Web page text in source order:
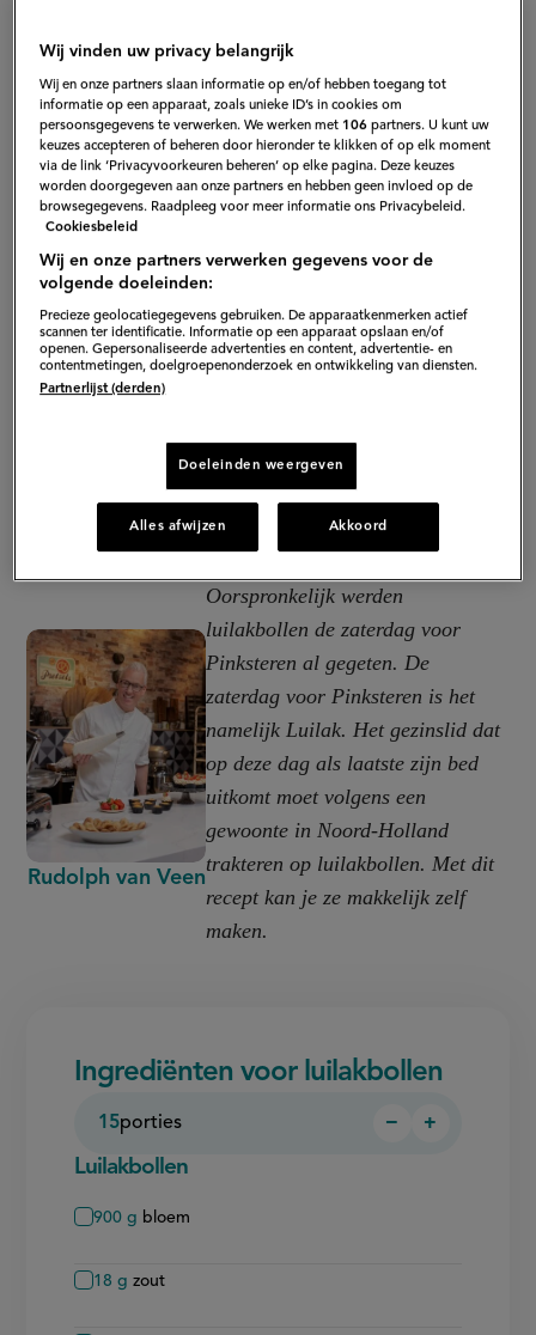
Rudolph van Veen
Oorspronkelijk werden
luilakbollen de zaterdag voor
Pinksteren al gegeten. De
zaterdag voor Pinksteren is het
namelijk Luilak. Het gezinslid dat
op deze dag als laatste zijn bed
uitkomt moet volgens een
gewoonte in Noord-Holland
trakteren op luilakbollen. Met dit
recept kan je ze makkelijk zelf
maken.
Ingrediënten voor luilakbollen
15porties
Persoon
−
Persoon
+
Luilakbollen
900 g bloem
18 g zout
Wij vinden uw privacy belangrijk
Wij en onze partners slaan informatie op en/of hebben toegang tot
informatie op een apparaat, zoals unieke ID’s in cookies om
persoonsgegevens te verwerken. We werken met 106 partners. U kunt uw
keuzes accepteren of beheren door hieronder te klikken of op elk moment
via de link ‘Privacyvoorkeuren beheren’ op elke pagina. Deze keuzes
worden doorgegeven aan onze partners en hebben geen invloed op de
browsegegevens. Raadpleeg voor meer informatie ons Privacybeleid.
Cookiesbeleid
Wij en onze partners verwerken gegevens voor de
volgende doeleinden:
Precieze geolocatiegegevens gebruiken. De apparaatkenmerken actief
scannen ter identificatie. Informatie op een apparaat opslaan en/of
openen. Gepersonaliseerde advertenties en content, advertentie- en
contentmetingen, doelgroepenonderzoek en ontwikkeling van diensten.
Partnerlijst (derden)
Doeleinden weergeven
Alles afwijzen Akkoord